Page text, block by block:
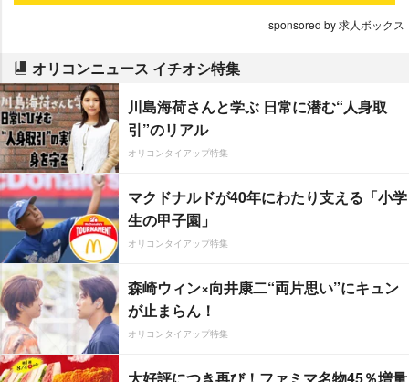
sponsored by 求人ボックス
オリコンニュース イチオシ特集
川島海荷さんと学ぶ 日常に潜む“人身取
引”のリアル
オリコンタイアップ特集
マクドナルドが40年にわたり支える「小学
生の甲子園」
オリコンタイアップ特集
森崎ウィン×向井康二“両片思い”にキュン
が止まらん！
オリコンタイアップ特集